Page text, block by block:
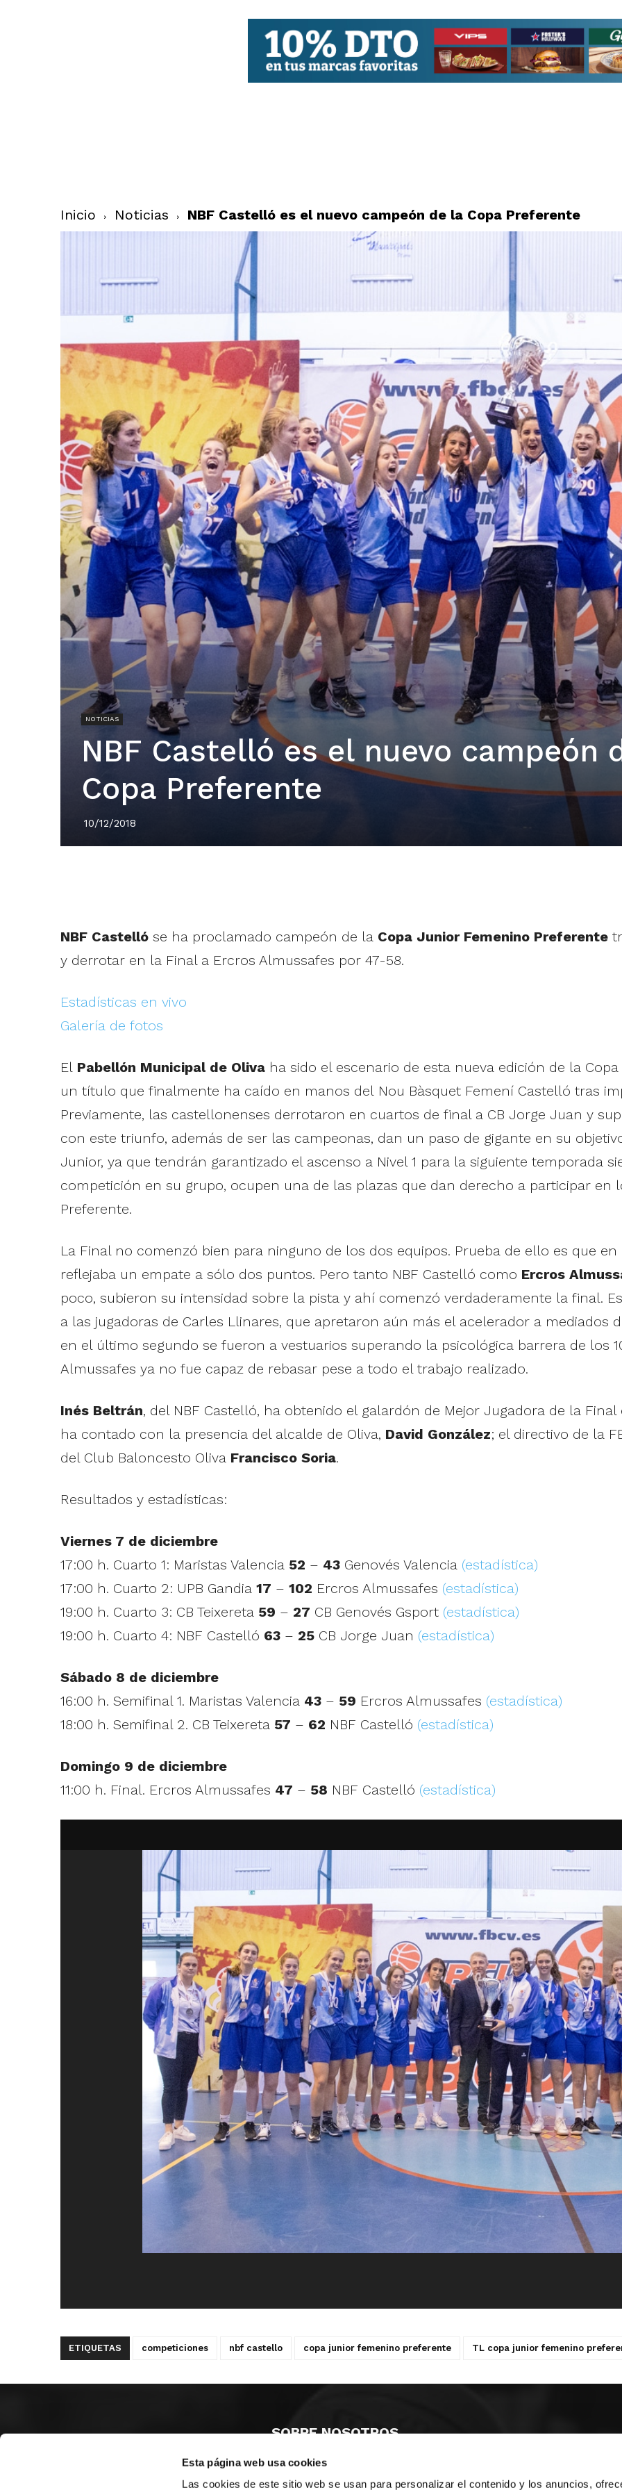
Esta página web usa cookies
Las cookies de este sitio web se usan para personalizar el contenido y los anuncios,
Inicio Noticias NBF Castelló es el nuevo campeón de la Copa Preferente
NOTICIAS
NBF Castelló es el nuevo campeón
Copa Preferente
10/12/2018
NBF Castellóse ha proclamado campeón de la Copa Junior Femenino Preferente
y derrotar en la Final a Ercros Almussafes por 47-58.
Estadísticas en vivo
Galería de fotos
El Pabellón Municipal de Olivaha sido el escenario de esta nueva edición de la
un título que finalmente ha caído en manos del Nou Bàsquet Femení Castelló tras
Previamente, las castellonenses derrotaron en cuartos de final a CB Jorge Juan y
con este triunfo, además de ser las campeonas, dan un paso de gigante en su
Junior, ya que tendrán garantizado el ascenso a Nivel 1 para la siguiente temporada
competición en su grupo, ocupen una de las plazas que dan derecho a participar en
Preferente.
La Final no comenzó bien para ninguno de los dos equipos. Prueba de ello es que
reflejaba un empate a sólo dos puntos. Pero tanto NBF Castelló como Ercros
poco, subieron su intensidad sobre la pista y ahí comenzó verdaderamente la final.
a las jugadoras de Carles Llinares, que apretaron aún más el acelerador a mediados
en el último segundo se fueron a vestuarios superando la psicológica barrera de los
Almussafes ya no fue capaz de rebasar pese a todo el trabajo realizado.
Inés Beltrán, del NBF Castelló, ha obtenido el galardón de Mejor Jugadora de la
ha contado con la presencia del alcalde de Oliva, David González; el directivo de la
del Club Baloncesto Oliva Francisco Soria.
Resultados y estadísticas:
Viernes 7 de diciembre
17:00 h. Cuarto 1: Maristas Valencia52 – 43 Genovés Valencia (estadística)
17:00 h. Cuarto 2: UPB Gandia 17 – 102 Ercros Almussafes (estadística)
19:00 h. Cuarto 3: CB Teixereta 59 – 27 CB Genovés Gsport (estadística)
19:00 h. Cuarto 4: NBF Castelló 63– 25CB Jorge Juan (estadística)
Sábado 8 de diciembre
16:00 h. Semifinal 1. Maristas Valencia 43– 59 Ercros Almussafes (estadística)
18:00 h. Semifinal 2. CB Teixereta 57 – 62 NBF Castelló (estadística)
Domingo 9 de diciembre
11:00 h. Final. Ercros Almussafes 47 – 58 NBF Castelló (estadística)
ETIQUETAS competiciones nbf castello copa junior femenino preferente TL copa junior femenino
SOBRE NOSOTROS
CASTELLON
VALENCIA
MONESTIR DE POBLET 14 1ª 3º